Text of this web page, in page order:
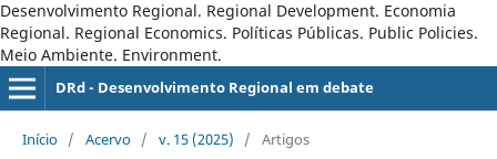
Desenvolvimento Regional. Regional Development. Economia
Regional. Regional Economics. Políticas Públicas. Public Policies.
Meio Ambiente. Environment.
DRd - Desenvolvimento Regional em debate
Início / Acervo / v. 15 (2025) / Artigos